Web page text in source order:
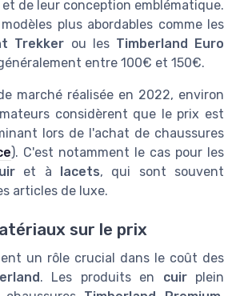
de leur conception emblématique.
plus abordables comme les
Trekker ou les Timberland Euro
entre 100€ et 150€.
marché réalisée en 2022, environ
considèrent que le prix est
lors de l'achat de chaussures
). C'est notamment le cas pour les
et à lacets, qui sont souvent
articles de luxe.
sur le prix
un rôle crucial dans le coût des
. Les produits en cuirplein